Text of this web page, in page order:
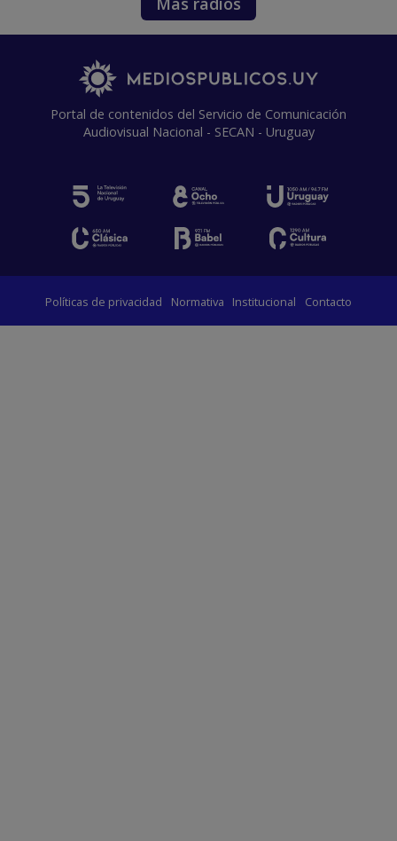
Portal de contenidos del Servicio de Comunicación
Audiovisual Nacional - SECAN - Uruguay
Políticas de privacidad Normativa Institucional Contacto